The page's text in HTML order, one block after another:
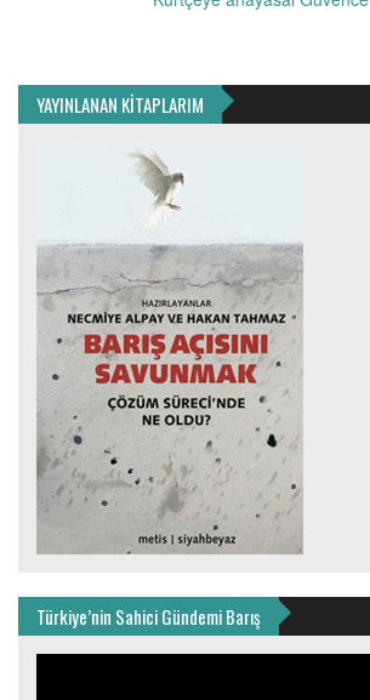
YAYINLANAN KİTAPLARIM
Türkiye’nin Sahici Gündemi Barış